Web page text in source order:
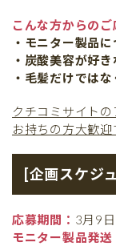
こんな方からのご
・モニター製品
・炭酸美容が好き
・毛髪だけでは
クチコミサイト
お持ちの方大歓迎
[企画スケジ
応募期間： 3月9
モニター製品発送